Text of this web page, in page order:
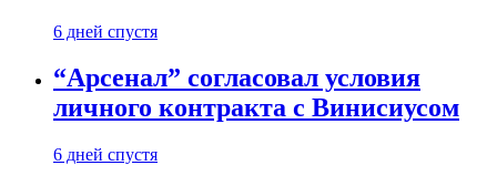
6 дней спустя
“Арсенал” согласовал условия
личного контракта с Винисиусом
6 дней спустя